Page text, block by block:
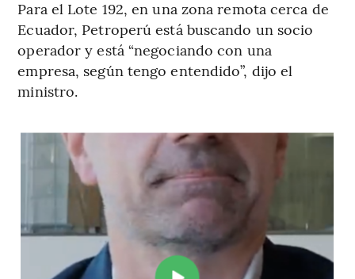
Para el Lote 192, en una zona remota cerca de
Ecuador, Petroperú está buscando un socio
operador y está “negociando con una
empresa, según tengo entendido”, dijo el
ministro.